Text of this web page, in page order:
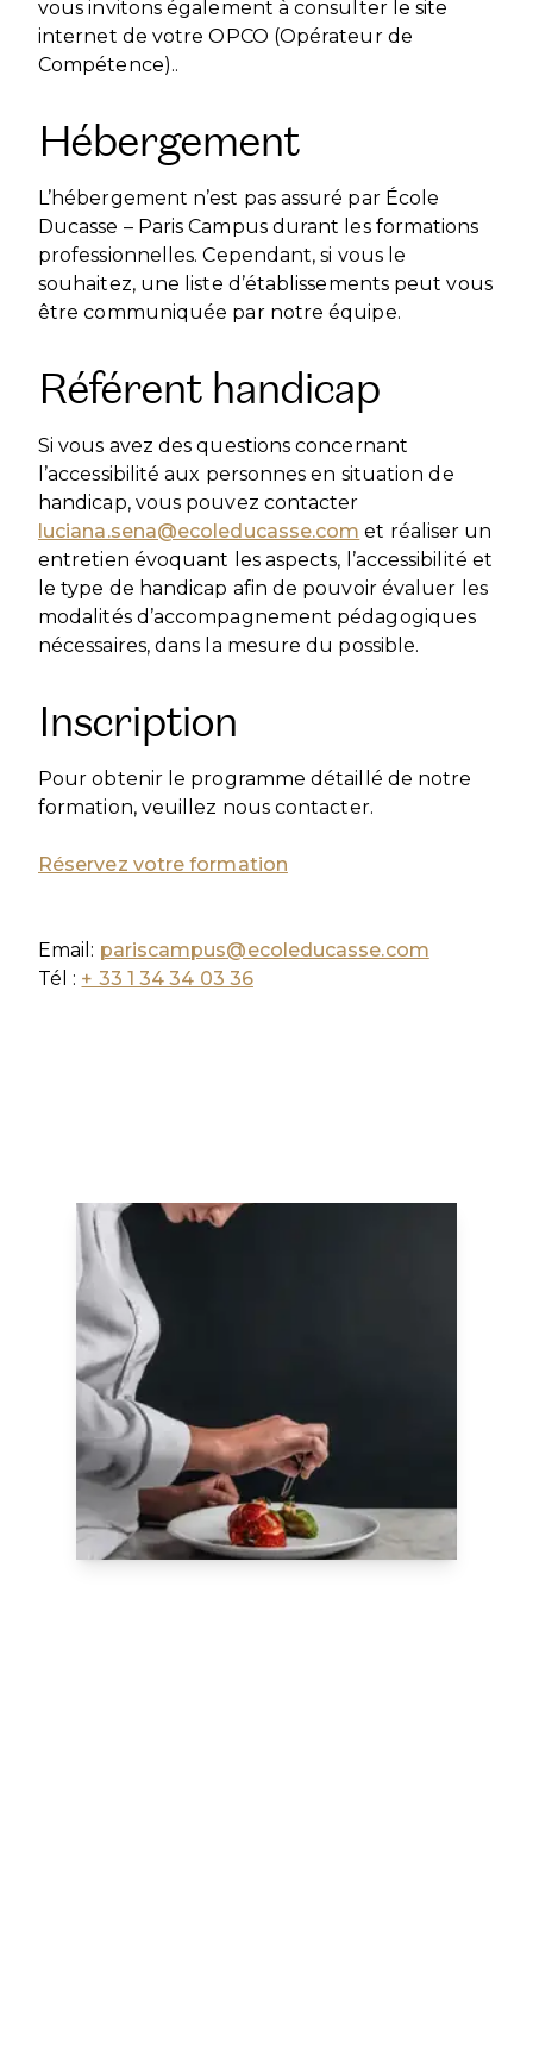
vous invitons également à consulter le site
internet de votre OPCO (Opérateur de
Compétence)..
Hébergement
L’hébergement n’est pas assuré par École
Ducasse – Paris Campus durant les formations
professionnelles. Cependant, si vous le
souhaitez, une liste d’établissements peut vous
être communiquée par notre équipe.
Référent handicap
Si vous avez des questions concernant
l’accessibilité aux personnes en situation de
handicap, vous pouvez contacter
luciana.sena@ecoleducasse.com et réaliser un
entretien évoquant les aspects, l’accessibilité et
le type de handicap afin de pouvoir évaluer les
modalités d’accompagnement pédagogiques
nécessaires, dans la mesure du possible.
Inscription
Pour obtenir le programme détaillé de notre
formation, veuillez nous contacter.
Réservez votre formation
Email: pariscampus@ecoleducasse.com
Tél : + 33 1 34 34 03 36